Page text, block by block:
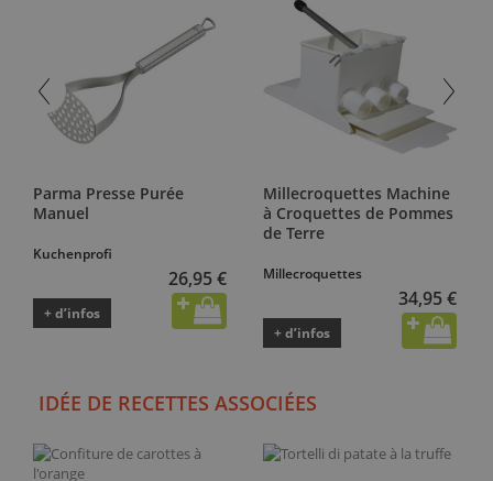
Parma Presse Purée
Manuel
Kuchenprofi
26,95 €
+ d’infos
Millecroquettes Machine
à Croquettes de Pommes
de Terre
Millecroquettes
34,95 €
+ d’infos
IDÉE DE RECETTES ASSOCIÉES